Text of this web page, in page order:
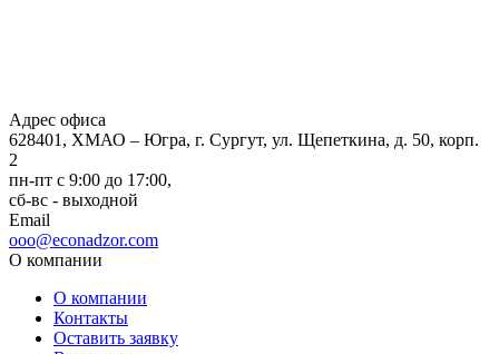
Адрес офиса
628401, ХМАО – Югра, г. Сургут, ул. Щепеткина, д. 50, корп.
2
пн-пт с 9:00 до 17:00,
сб-вс - выходной
Email
ooo@econadzor.com
О компании
О компании
Контакты
Оставить заявку